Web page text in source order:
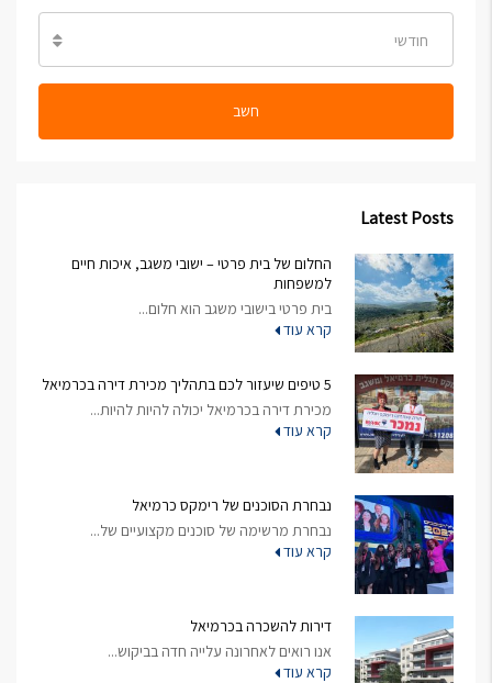
חודשי
חשב
Latest Posts
החלום של בית פרטי – ישובי משגב, איכות חיים
למשפחות
בית פרטי בישובי משגב הוא חלום...
קרא עוד
5 טיפים שיעזור לכם בתהליך מכירת דירה בכרמיאל
מכירת דירה בכרמיאל יכולה להיות להיות...
קרא עוד
נבחרת הסוכנים של רימקס כרמיאל
נבחרת מרשימה של סוכנים מקצועיים של...
קרא עוד
דירות להשכרה בכרמיאל
אנו רואים לאחרונה עלייה חדה בביקוש...
קרא עוד